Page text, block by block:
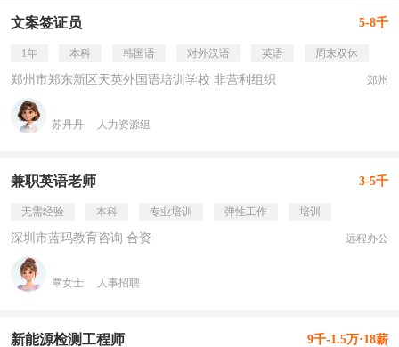
文案签证员 5-8千
1年 本科 韩国语 对外汉语 英语 周末双休
郑州市郑东新区天英外国语培训学校 非营利组织 郑州
苏丹丹 人力资源组
兼职英语老师 3-5千
无需经验 本科 专业培训 弹性工作 培训
深圳市蓝玛教育咨询 合资 远程办公
覃女士 人事招聘
新能源检测工程师 9千-1.5万·18薪